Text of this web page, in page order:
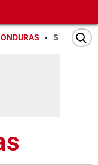
SAN PEDRO